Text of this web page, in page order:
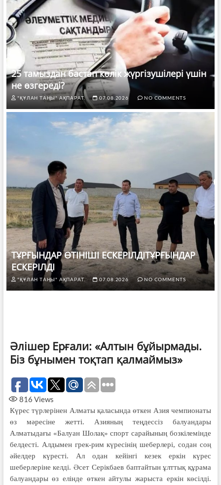
25 тамыздан бастап көлік жүргізушілері үшін
не өзгереді?
"ҚҰЛАН ТАҢЫ" АҚПАРАТ. 07.08.2026 NO COMMENTS
ТҰРҒЫНДАР ӨТІНІШІ ЕСКЕРІЛДІТҰРҒЫНДАР
ЕСКЕРІЛДІ
"ҚҰЛАН ТАҢЫ" АҚПАРАТ. 07.08.2026 NO COMMENTS
Әлішер Ерғали: «Алтын бұйырмады.
Біз бұнымен тоқтап қалмаймыз»
816 Views
Күрес түрлерінен Алматы қаласында өткен Азия чемпионаты
өз мәресіне жетті. Азияның теңдессіз балуандары
Алматыдағы «Балуан Шолақ» спорт сарайының бозкілемінде
белдесті. Алдымен грек-рим күресінің шеберлері, содан соң
әйелдер күресті. Ал одан кейінгі кезек еркін күрес
шеберлеріне келді. Әсет Серікбаев баптайтын ұлттық құрама
балуандары өз елінде өткен айтулы жарыста еркін көсілді.